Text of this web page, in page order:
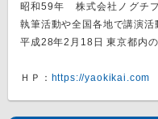
昭和59年 株式会社ノグチ
執筆活動や全国各地で講演活
平成28年2月18日 東京都内
ＨＰ： https://yaokikai.com